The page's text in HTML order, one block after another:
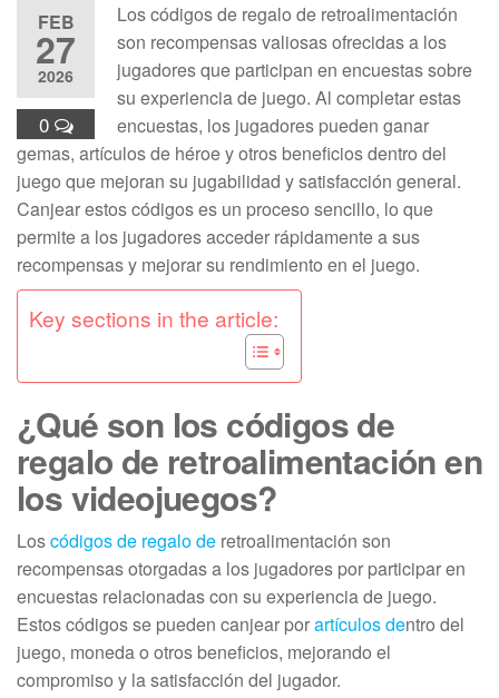
FEB
27
2026
0
Los códigos de regalo de retroalimentación
son recompensas valiosas ofrecidas a los
jugadores que participan en encuestas sobre
su experiencia de juego. Al completar estas
encuestas, los jugadores pueden ganar
gemas, artículos de héroe y otros beneficios dentro del
juego que mejoran su jugabilidad y satisfacción general.
Canjear estos códigos es un proceso sencillo, lo que
permite a los jugadores acceder rápidamente a sus
recompensas y mejorar su rendimiento en el juego.
Key sections in the article:
¿Qué son los códigos de
regalo de retroalimentación en
los videojuegos?
Loscódigos de regalo de retroalimentación son
recompensas otorgadas a los jugadores por participar en
encuestas relacionadas con su experiencia de juego.
Estos códigos se pueden canjear porartículos dentro del
juego, moneda o otros beneficios, mejorando el
compromiso y la satisfacción del jugador.